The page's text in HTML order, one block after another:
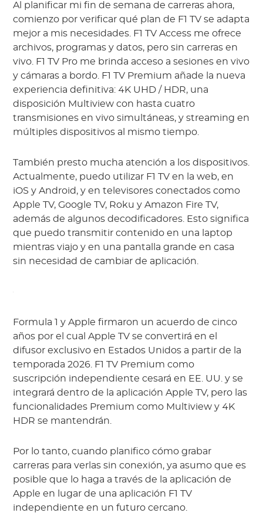
Al planificar mi fin de semana de carreras ahora,
comienzo por verificar qué plan de F1 TV se adapta
mejor a mis necesidades. F1 TV Access me ofrece
archivos, programas y datos, pero sin carreras en
vivo. F1 TV Pro me brinda acceso a sesiones en vivo
y cámaras a bordo. F1 TV Premium añade la nueva
experiencia definitiva: 4K UHD / HDR, una
disposición Multiview con hasta cuatro
transmisiones en vivo simultáneas, y streaming en
múltiples dispositivos al mismo tiempo.
También presto mucha atención a los dispositivos.
Actualmente, puedo utilizar F1 TV en la web, en
iOS y Android, y en televisores conectados como
Apple TV, Google TV, Roku y Amazon Fire TV,
además de algunos decodificadores. Esto significa
que puedo transmitir contenido en una laptop
mientras viajo y en una pantalla grande en casa
sin necesidad de cambiar de aplicación.
Formula 1 y Apple firmaron un acuerdo de cinco
años por el cual Apple TV se convertirá en el
difusor exclusivo en Estados Unidos a partir de la
temporada 2026. F1 TV Premium como
suscripción independiente cesará en EE. UU. y se
integrará dentro de la aplicación Apple TV, pero las
funcionalidades Premium como Multiview y 4K
HDR se mantendrán.
Por lo tanto, cuando planifico cómo grabar
carreras para verlas sin conexión, ya asumo que es
posible que lo haga a través de la aplicación de
Apple en lugar de una aplicación F1 TV
independiente en un futuro cercano.